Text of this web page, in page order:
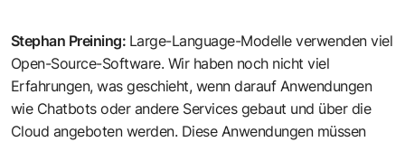
Stephan Preining: Large-Language-Modelle verwenden viel
Open-Source-Software. Wir haben noch nicht viel
Erfahrungen, was geschieht, wenn darauf Anwendungen
wie Chatbots oder andere Services gebaut und über die
Cloud angeboten werden. Diese Anwendungen müssen